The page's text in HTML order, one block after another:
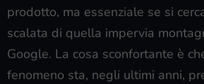
prodotto, ma essenziale se si
scalata di quella impervia
Google. La cosa sconfortante è
fenomeno sta, negli ultimi anni,